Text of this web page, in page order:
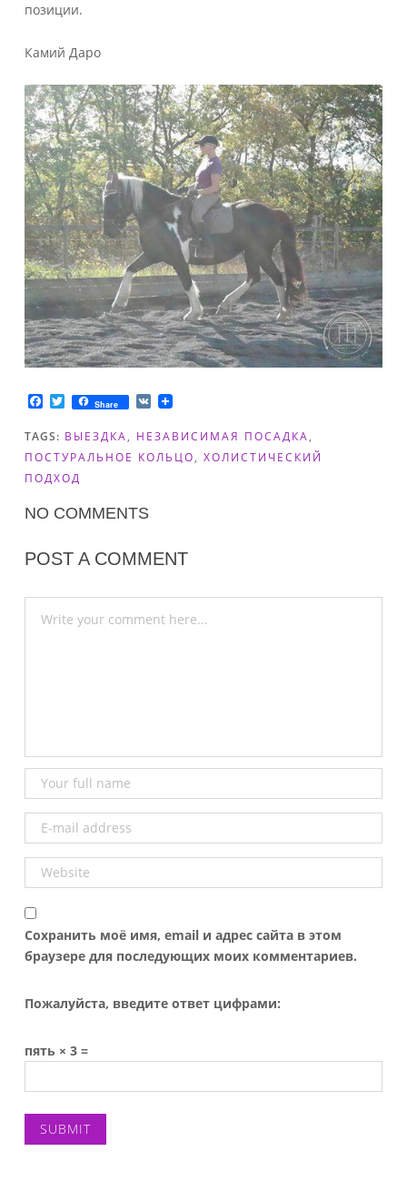
позиции.
Камий Даро
F
a
c
e
b
o
o
k
T
w
i
t
t
e
r
Share V
K
TAGS: ВЫЕЗДКА, НЕЗАВИСИМАЯ ПОСАДКА,
ПОСТУРАЛЬНОЕ КОЛЬЦО, ХОЛИСТИЧЕСКИЙ
ПОДХОД
NO COMMENTS
POST A COMMENT
Сохранить моё имя, email и адрес сайта в этом
браузере для последующих моих комментариев.
Пожалуйста, введите ответ цифрами:
пять × 3 =